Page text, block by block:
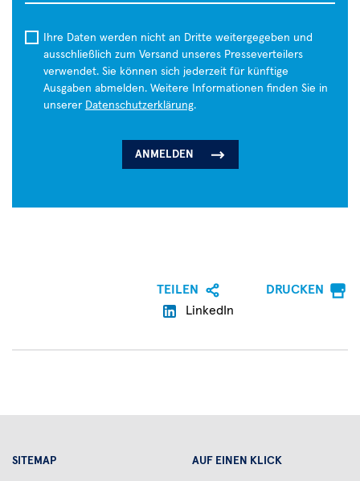
im
2019
Mail-
Adresse
Ihre Daten werden nicht an Dritte weitergegeben und
ausschließlich zum Versand unseres Presseverteilers
verwendet. Sie können sich jederzeit für künftige
Ausgaben abmelden. Weitere Informationen finden Sie in
unserer Datenschutzerklärung.
TEILEN
LinkedIn
DRUCKEN
SITEMAP AUF EINEN KLICK